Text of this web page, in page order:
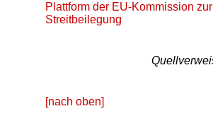
Plattform der EU-Kommission
Streitbeilegung
[nach oben]